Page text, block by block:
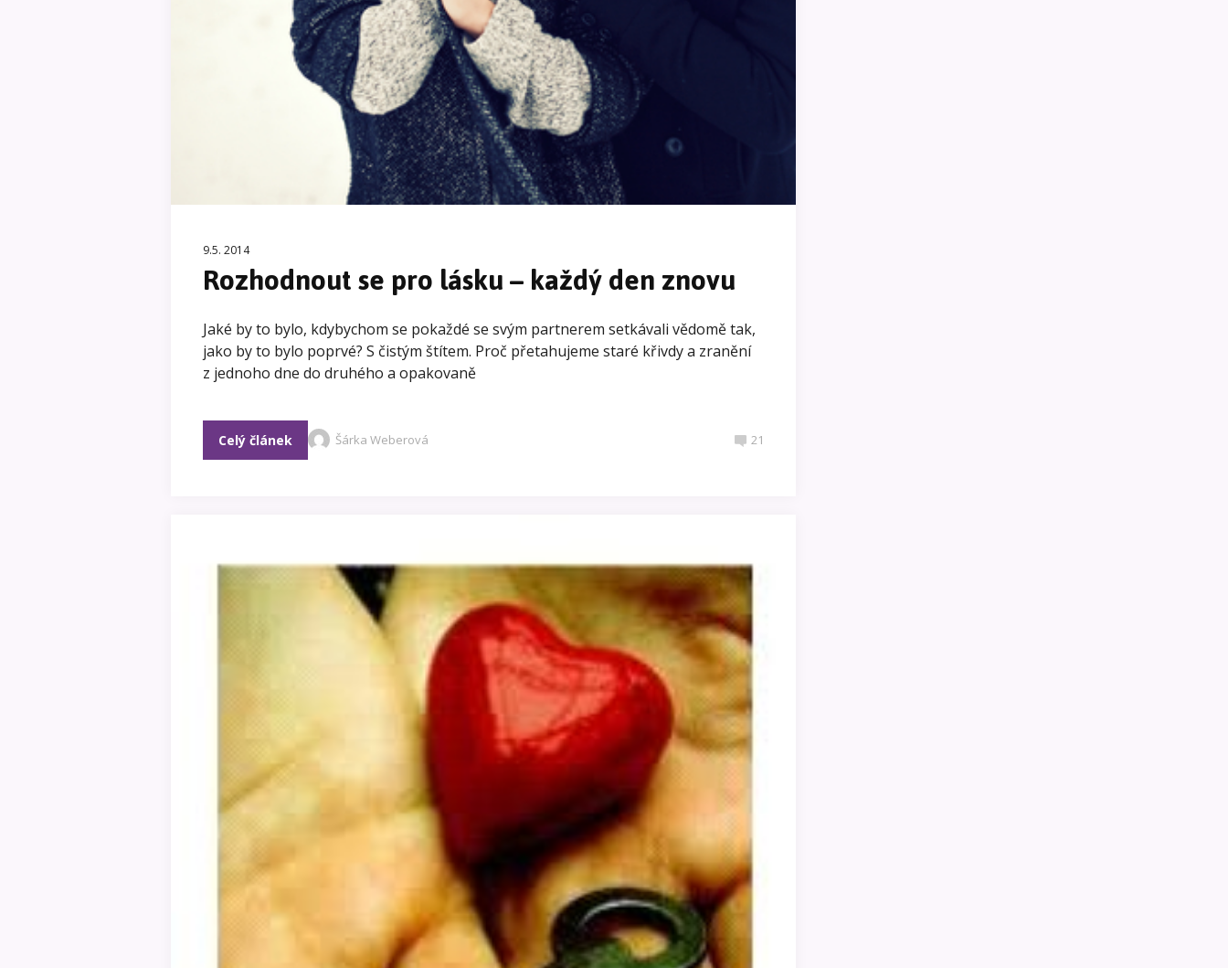
9.5. 2014
Rozhodnout se pro lásku – každý den znovu
Jaké by to bylo, kdybychom se pokaždé se svým partnerem setkávali vědomě tak,
jako by to bylo poprvé? S čistým štítem. Proč přetahujeme staré křivdy a zranění
z jednoho dne do druhého a opakovaně
Celý článek Šárka Weberová 21